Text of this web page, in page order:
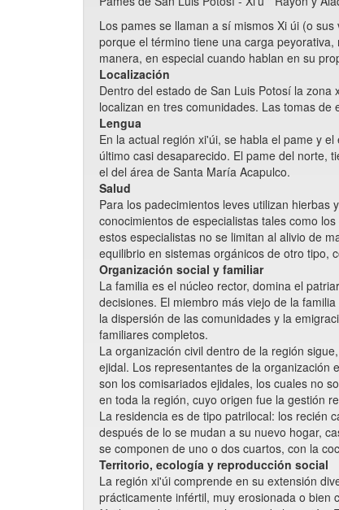
Los pames se llaman a sí mismos Xi úi (o
porque el término tiene una carga
manera, en especial cuando hablan en su
Localización
Dentro del estado de San Luis Potosí la
localizan en tres comunidades. Las tomas
Lengua
En la actual región xi'úi, se habla el pame y
último casi desaparecido. El pame del norte,
el del área de Santa María Acapulco.
Salud
Para los padecimientos leves utilizan
conocimientos de especialistas tales como
estos especialistas no se limitan al alivio de
equilibrio en sistemas orgánicos de otro tipo,
Organización social y familiar
La familia es el núcleo rector, domina el
decisiones. El miembro más viejo de la
la dispersión de las comunidades y la
familiares completos.
La organización civil dentro de la región
ejidal. Los representantes de la organización
son los comisariados ejidales, los cuales no
en toda la región, cuyo origen fue la gestión
La residencia es de tipo patrilocal: los recién
después de lo se mudan a su nuevo hogar,
se componen de uno o dos cuartos, con la
Territorio, ecología y reproducción social
La región xi'úi comprende en su extensión
prácticamente infértil, muy erosionada o bien